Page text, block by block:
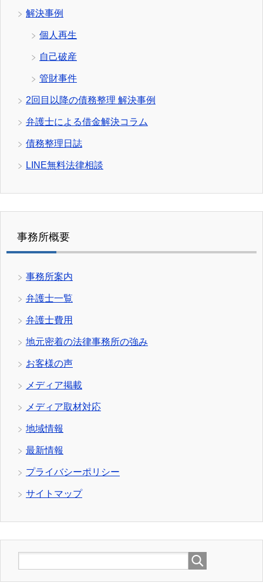
解決事例
個人再生
自己破産
管財事件
2回目以降の債務整理 解決事例
弁護士による借金解決コラム
債務整理日誌
LINE無料法律相談
事務所概要
事務所案内
弁護士一覧
弁護士費用
地元密着の法律事務所の強み
お客様の声
メディア掲載
メディア取材対応
地域情報
最新情報
プライバシーポリシー
サイトマップ